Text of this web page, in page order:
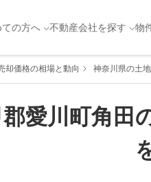
ての方へ 不動産会社を探す 物
却価格の相場と動向 神奈川県の土
愛川町角田